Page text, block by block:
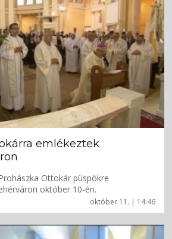
október 11. | 14:46
emlékeztek
Ottokár püspökre
október 10-én.